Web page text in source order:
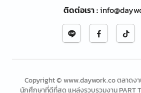
ติดต่อเรา:
Copyright © www.daywork.co ตลาดงา
นักศึกษาที่ดีที่สุด แหล่งรวบรวมงาน PART